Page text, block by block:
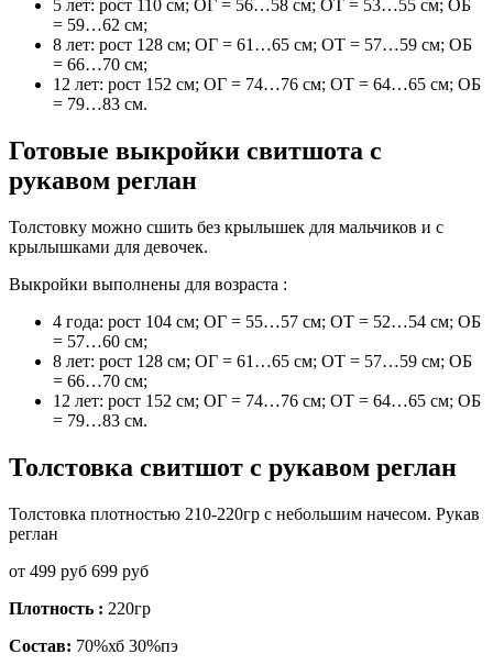
5 лет: рост 110 см; ОГ = 56…58 см; ОТ = 53…55 см; ОБ
= 59…62 см;
8 лет: рост 128 см; ОГ = 61…65 см; ОТ = 57…59 см; ОБ
= 66…70 см;
12 лет: рост 152 см; ОГ = 74…76 см; ОТ = 64…65 см; ОБ
= 79…83 см.
Готовые выкройки свитшота с
рукавом реглан
Толстовку можно сшить без крылышек для мальчиков и с
крылышками для девочек.
Выкройки выполнены для возраста :
4 года: рост 104 см; ОГ = 55…57 см; ОТ = 52…54 см; ОБ
= 57…60 см;
8 лет: рост 128 см; ОГ = 61…65 см; ОТ = 57…59 см; ОБ
= 66…70 см;
12 лет: рост 152 см; ОГ = 74…76 см; ОТ = 64…65 см; ОБ
= 79…83 см.
Толстовка свитшот с рукавом реглан
Толстовка плотностью 210-220гр с небольшим начесом. Рукав
реглан
от 499 руб 699 руб
Плотность : 220гр
Состав: 70%хб 30%пэ